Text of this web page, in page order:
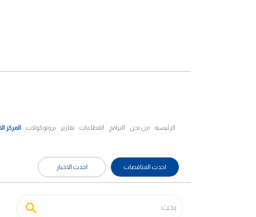
الرئيسية من نحن البرامج القطاعات تقارير بروتوكولات المركز
احدث المناقصات احدث الاخبار